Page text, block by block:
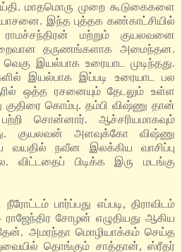
மாதமொரு முறை கூடுகைகளை
இந்த புத்தக கண்காட்சியில்
மற்றும் குயலவனை
தருணங்களாக அமைந்தன.
இயல்பாக உரையாட முடிந்தது.
இயல்பாக இப்படி உரையாட பல
ஒத்த ரசனையும் தேடலும் உள்ள
குதிரை கொம்பு. தம்பி விஷ்ணு தான்
சொன்னார். ஆச்சரியமாகவும்
குயலவன் அளவுக்கோ விஷ்ணு
நவீன இலக்கிய வாசிப்பு
விட்டதைப் பிடிக்க இரு மடங்கு
பார்ப்பது எப்படி, திராவிடம்
ராஜேந்திர சோழன் எழுதியது ஆகிய
அமரந்தா மொழியாக்கம் செய்த
தொங்கும் சாத்தான், ஸ்ரீதர்